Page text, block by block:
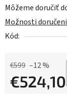
Môžeme doručiť
Možnosti
Kód:
€599 –12 %
€524,10